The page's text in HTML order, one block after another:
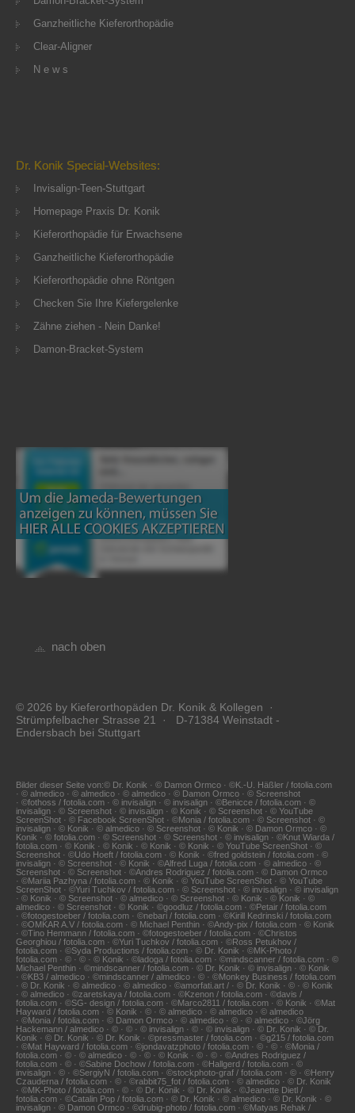
Ganzheitliche Kieferorthopädie
Clear-Aligner
N e w s
Dr. Konik Special-Websites:
Invisalign-Teen-Stuttgart
Homepage Praxis Dr. Konik
Kieferorthopädie für Erwachsene
Ganzheitliche Kieferorthopädie
Kieferorthopädie ohne Röntgen
Checken Sie Ihre Kiefergelenke
Zähne ziehen - Nein Danke!
Damon-Bracket-System
nach oben
© 2026 by Kieferorthopäden Dr. Konik & Kollegen ·
Strümpfelbacher Strasse 21 · D-71384 Weinstadt -
Endersbach bei Stuttgart
Bilder dieser Seite von:© Dr. Konik · © Damon Ormco · ©K.-U. Häßler / fotolia.com
· © almedico · © almedico · © almedico · © Damon Ormco · © Screenshot
· ©fothoss / fotolia.com · © invisalign · © invisalign · ©Benicce / fotolia.com · ©
invisalign · © Screenshot · © invisalign · © Konik · © Screenshot · © YouTube
ScreenShot · © Facebook ScreenShot · ©Monia / fotolia.com · © Screenshot · ©
invisalign · © Konik · © almedico · © Screenshot · © Konik · © Damon Ormco · ©
Konik · © fotolia.com · © Screenshot · © Screenshot · © invisalign · ©Knut Wiarda /
fotolia.com · © Konik · © Konik · © Konik · © Konik · © YouTube ScreenShot · ©
Screenshot · ©Udo Hoeft / fotolia.com · © Konik · ©fred goldstein / fotolia.com · ©
invisalign · © Screenshot · © Konik · ©Alfred Luga / fotolia.com · © almedico · ©
Screenshot · © Screenshot · ©Andres Rodriguez / fotolia.com · © Damon Ormco
· ©Mariia Pazhyna / fotolia.com · © Konik · © YouTube ScreenShot · © YouTube
ScreenShot · ©Yuri Tuchkov / fotolia.com · © Screenshot · © invisalign · © invisalign
· © Konik · © Screenshot · © almedico · © Screenshot · © Konik · © Konik · ©
almedico · © Screenshot · © Konik · ©goodluz / fotolia.com · ©Petair / fotolia.com
· ©fotogestoeber / fotolia.com · ©nebari / fotolia.com · ©Kirill Kedrinski / fotolia.com
· ©OMKAR A.V / fotolia.com · © Michael Penthin · ©Andy-pix / fotolia.com · © Konik
· ©Tino Hemmann / fotolia.com · ©fotogestoeber / fotolia.com · ©Christos
Georghiou / fotolia.com · ©Yuri Tuchkov / fotolia.com · ©Ross Petukhov /
fotolia.com · ©Syda Productions / fotolia.com · © Dr. Konik · ©MK-Photo /
fotolia.com · © · © · © Konik · ©ladoga / fotolia.com · ©mindscanner / fotolia.com · ©
Michael Penthin · ©mindscanner / fotolia.com · © Dr. Konik · © invisalign · © Konik
· ©KB3 / almedico · ©mindscanner / almedico · © · ©Monkey Business / fotolia.com
· © Dr. Konik · © almedico · © almedico · ©amorfati.art / · © Dr. Konik · © · © Konik
· © almedico · ©zaretskaya / fotolia.com · ©Kzenon / fotolia.com · ©davis /
fotolia.com · ©SG- design / fotolia.com · ©Marco2811 / fotolia.com · © Konik · ©Mat
Hayward / fotolia.com · © Konik · © · © almedico · © almedico · © almedico
· ©Monia / fotolia.com · © Damon Ormco · © almedico · © · © almedico · ©Jörg
Hackemann / almedico · © · © · © invisalign · © · © invisalign · © Dr. Konik · © Dr.
Konik · © Dr. Konik · © Dr. Konik · ©pressmaster / fotolia.com · ©g215 / fotolia.com
· ©Mat Hayward / fotolia.com · ©jondavatzphoto / fotolia.com · © · © · ©Monia /
fotolia.com · © · © almedico · © · © · © Konik · © · © · ©Andres Rodriguez /
fotolia.com · © · ©Sabine Dochow / fotolia.com · ©Hallgerd / fotolia.com · ©
invisalign · © · ©SergiyN / fotolia.com · ©stockphoto-graf / fotolia.com · © · ©Henry
Czauderna / fotolia.com · © · ©rabbit75_fot / fotolia.com · © almedico · © Dr. Konik
· ©MK-Photo / fotolia.com · © · © Dr. Konik · © Dr. Konik · ©Jeanette Dietl /
fotolia.com · ©Catalin Pop / fotolia.com · © Dr. Konik · © almedico · © Dr. Konik · ©
invisalign · © Damon Ormco · ©drubig-photo / fotolia.com · ©Matyas Rehak /